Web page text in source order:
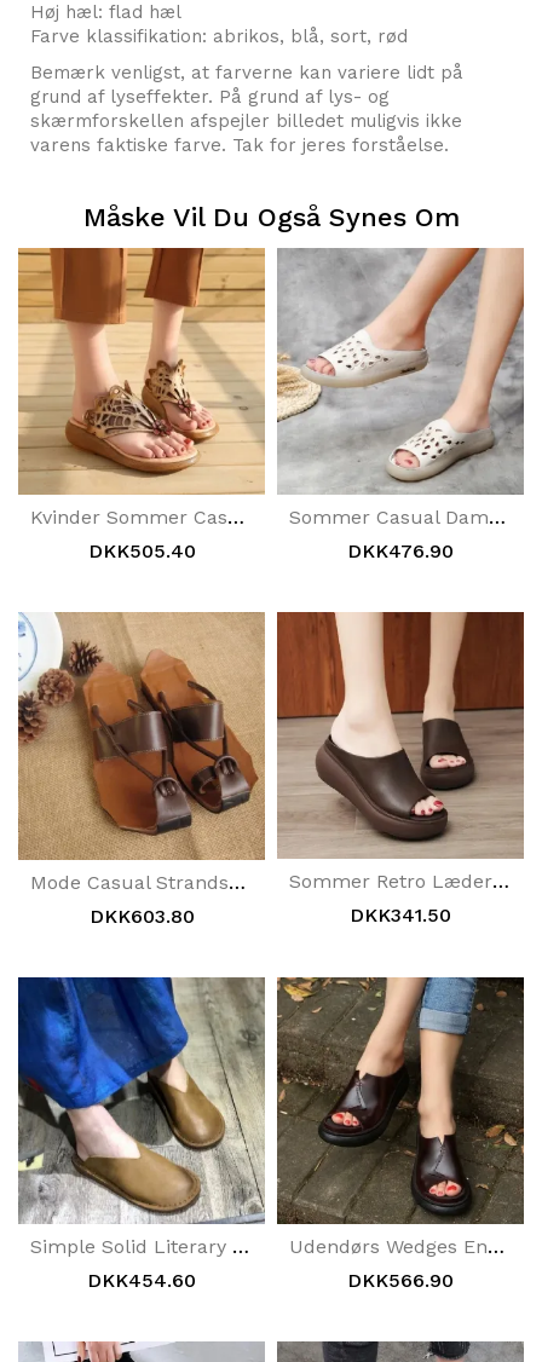
Høj hæl: flad hæl
Farve klassifikation: abrikos, blå, sort, rød
Bemærk venligst, at farverne kan variere lidt på
grund af lyseffekter. På grund af lys- og
skærmforskellen afspejler billedet muligvis ikke
varens faktiske farve. Tak for jeres forståelse.
Måske Vil Du Også Synes Om
Kvinder Sommer Casual Læder Sko Beige Bærbare Hjemmesko
DKK505.40
Sommer Casual Dame Hule Hjemmesko
DKK476.90
Mode Casual Strandsko Fladtå Sandaler Og Slippers Sandaler
DKK603.80
Sommer Retro Lædersandaler Slippers Sko
DKK341.50
Simple Solid Literary Fan Kvinde Fladbund Hjemmesko Lædersko
DKK454.60
Udendørs Wedges Ensfarvet Dame Casual Hjemmesko
DKK566.90